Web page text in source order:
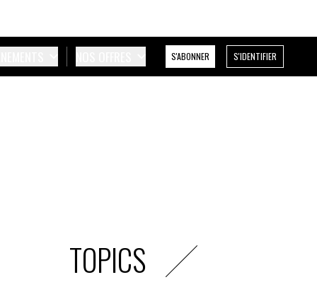
S'ABONNER S'IDENTIFIER
TOPICS